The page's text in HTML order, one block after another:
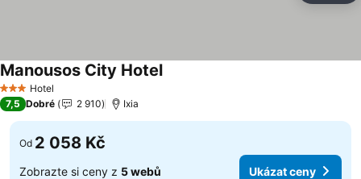
3 Počet hvězdiček
Hotel
Manousos City HotelUkázat ceny
7,5 Dobré 2 910 Ixia
Od 2 058 Kč
Zobrazte si ceny z 5 webů Ukázat ceny